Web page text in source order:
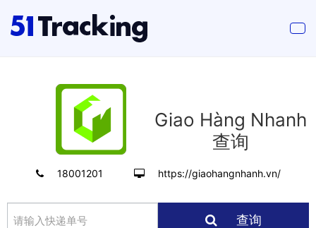
Giao Hàng Nhanh
查询
18001201 https://giaohangnhanh.vn/
查询